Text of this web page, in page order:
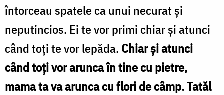
întorceau spatele ca unui necurat şi
neputincios. Ei te vor primi chiar şi atunci
când toţi te vor lepăda. Chiar şi atunci
când toţi vor arunca în tine cu pietre,
mama ta va arunca cu flori de câmp. Tatăl